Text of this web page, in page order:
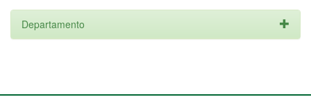
Departamento